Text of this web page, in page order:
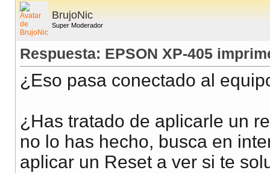
BrujoNic
Super Moderador
Respuesta: EPSON XP-405
¿Eso pasa conectado al
¿Has tratado de aplicarle un
no lo has hecho, busca en
aplicar un Reset a ver si te